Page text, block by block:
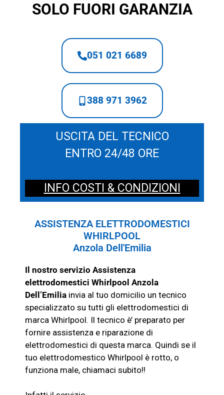
SOLO FUORI GARANZIA
051 021 6689
388 971 3962
USCITA DEL TECNICO
ENTRO 24/48 ORE
INFO COSTI & CONDIZIONI
ASSISTENZA ELETTRODOMESTICI
WHIRLPOOL
Anzola Dell'Emilia
Il nostro servizio Assistenza
elettrodomestici Whirlpool Anzola
Dell’Emilia invia al tuo domicilio un tecnico
specializzato su tutti gli elettrodomestici di
marca Whirlpool. Il tecnico è’ preparato per
fornire assistenza e riparazione di
elettrodomestici di questa marca. Quindi se il
tuo elettrodomestico Whirlpool è rotto, o
funziona male, chiamaci subito!!